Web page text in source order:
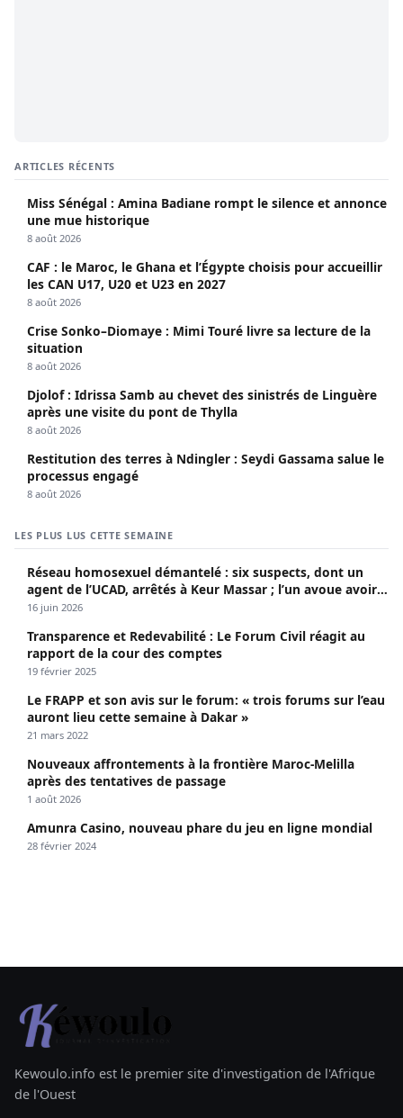
ARTICLES RÉCENTS
Miss Sénégal : Amina Badiane rompt le silence et annonce
une mue historique
8 août 2026
CAF : le Maroc, le Ghana et l’Égypte choisis pour accueillir
les CAN U17, U20 et U23 en 2027
8 août 2026
Crise Sonko–Diomaye : Mimi Touré livre sa lecture de la
situation
8 août 2026
Djolof : Idrissa Samb au chevet des sinistrés de Linguère
après une visite du pont de Thylla
8 août 2026
Restitution des terres à Ndingler : Seydi Gassama salue le
processus engagé
8 août 2026
LES PLUS LUS CETTE SEMAINE
Réseau homosexuel démantelé : six suspects, dont un
agent de l’UCAD, arrêtés à Keur Massar ; l’un avoue avoir
propagé le VIH depuis 2018
16 juin 2026
Transparence et Redevabilité : Le Forum Civil réagit au
rapport de la cour des comptes
19 février 2025
Le FRAPP et son avis sur le forum: « trois forums sur l’eau
auront lieu cette semaine à Dakar »
21 mars 2022
Nouveaux affrontements à la frontière Maroc-Melilla
après des tentatives de passage
1 août 2026
Amunra Casino, nouveau phare du jeu en ligne mondial
28 février 2024
Kewoulo.info est le premier site d'investigation de l'Afrique
de l'Ouest